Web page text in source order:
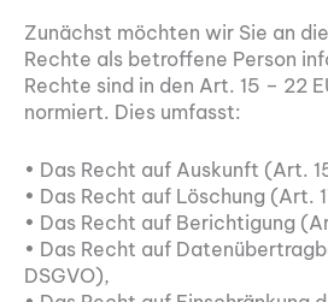
Zunächst möchten wir Sie an
Rechte als betroffene Person
Rechte sind in den Art. 15 – 22
normiert. Dies umfasst:
• Das Recht auf Auskunft (Art.
• Das Recht auf Löschung (Art.
• Das Recht auf Berichtigung
• Das Recht auf
DSGVO),